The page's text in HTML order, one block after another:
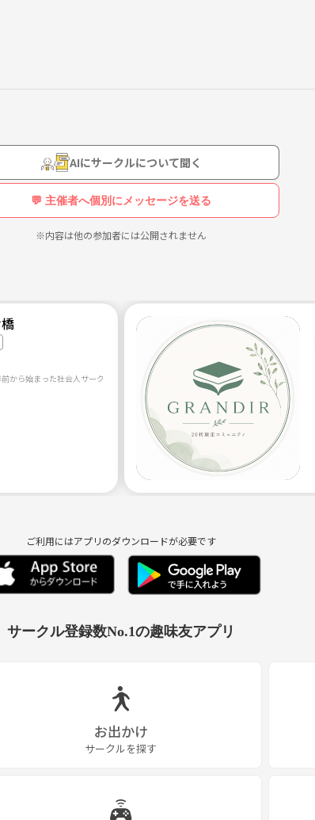
AIにサークルについて聞く
💬 主催者へ個別にメッセージを送る
※内容は他の参加者には公開されません
ご利用にはアプリのダウンロードが必要です
サークル登録数No.1の趣味友アプリ
お出かけ
サークルを探す